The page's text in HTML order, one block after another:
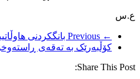
ع.س
← Previous
بانگکردنی
کۆڵبەرێک بە تەقەی
Share This Post: